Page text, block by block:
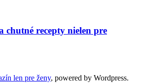
chutné recepty nielen pre
len pre ženy, powered by Wordpress.